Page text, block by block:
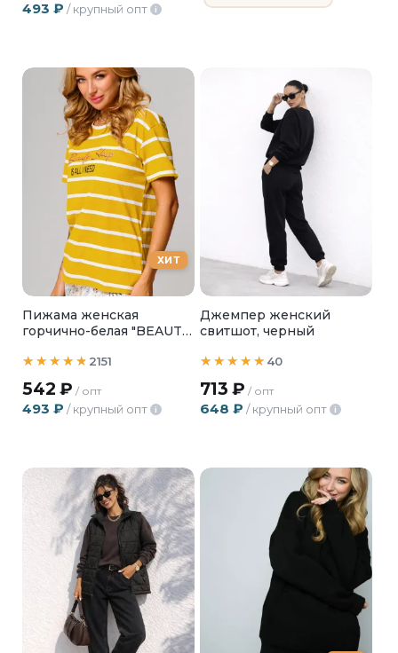
493 ₽ / крупный опт i
ХИТ
Пижама женская
горчично-белая "BEAUTY
2151
542 ₽ / опт
493 ₽ / крупный опт i
Джемпер женский
свитшот, черный
40
713 ₽ / опт
648 ₽ / крупный опт i